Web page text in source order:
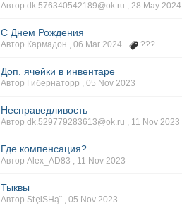
Автор dk.576340542189@ok.ru ,28 May 2024
С Днем Рождения
Автор Кармадон ,06 Mar 2024 ???
Доп. ячейки в инвентаре
Автор Гибернаторр ,05 Nov 2023
Несправедливость
Автор dk.529779283613@ok.ru , 11 Nov 2023
Где компенсация?
Автор Alex_AD83 , 11 Nov 2023
Тыквы
Автор StҿiSHąˇ ,05 Nov 2023